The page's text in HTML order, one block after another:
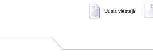
Uusia viestejä